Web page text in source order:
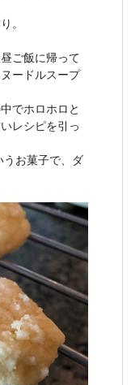
。
ご飯に帰って
ードルスープ
でホロホロと
レシピを引っ
お菓子で、ダ